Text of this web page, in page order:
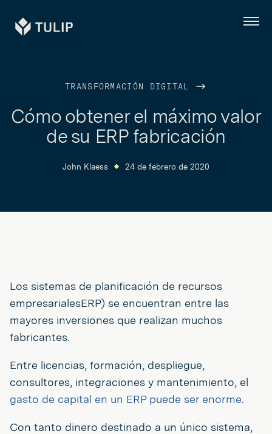
Tulip Menú
TRANSFORMACIÓN DIGITAL
Cómo obtener el máximo valor
de su ERP fabricación
John Klaess 24 de febrero de 2020
Los sistemas de planificación de recursos
empresarialesERP) se encuentran entre las
mayores inversiones que realizan muchos
fabricantes.
Entre licencias, formación, despliegue,
consultores, integraciones y mantenimiento, el
gasto de capital en un ERP puede ser enorme.
Con tanto dinero destinado a un único sistema,